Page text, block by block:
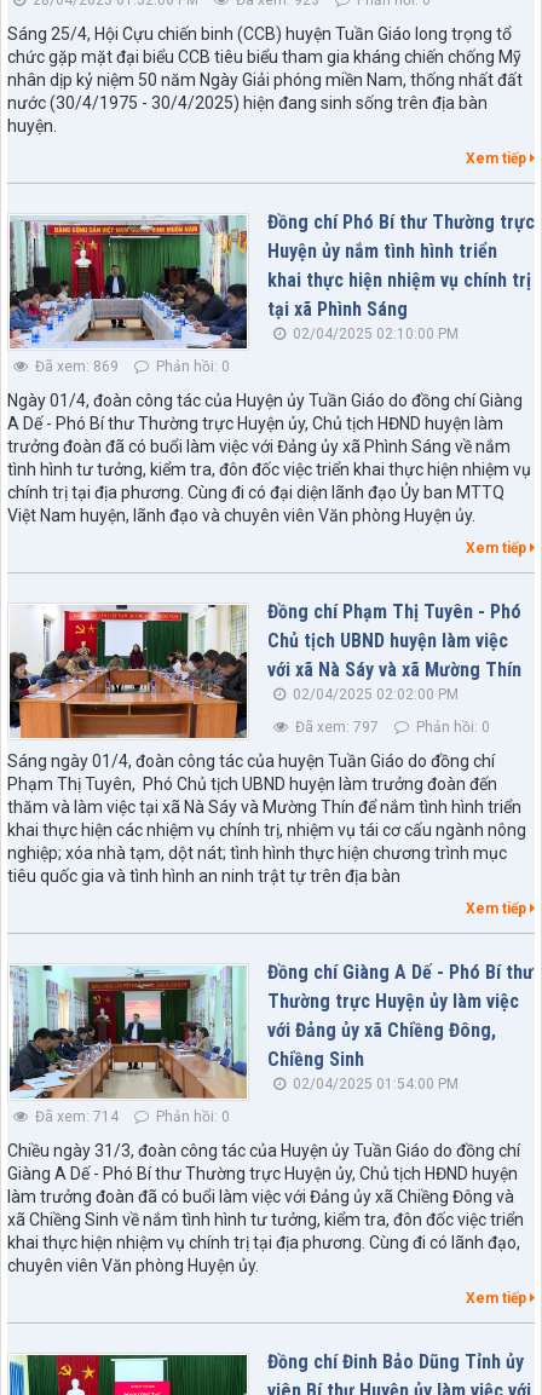
Sáng 25/4, Hội Cựu chiến binh (CCB) huyện Tuần Giáo long trọng tổ
chức gặp mặt đại biểu CCB tiêu biểu tham gia kháng chiến chống Mỹ
nhân dịp kỷ niệm 50 năm Ngày Giải phóng miền Nam, thống nhất đất
nước (30/4/1975 - 30/4/2025) hiện đang sinh sống trên địa bàn
huyện.
Xem tiếp
Đồng chí Phó Bí thư Thường trực
Huyện ủy nắm tình hình triển
khai thực hiện nhiệm vụ chính trị
tại xã Phình Sáng
02/04/2025 02:10:00 PM
Đã xem: 869
Phản hồi: 0
Ngày 01/4, đoàn công tác của Huyện ủy Tuần Giáo do đồng chí Giàng
A Dế - Phó Bí thư Thường trực Huyện ủy, Chủ tịch HĐND huyện làm
trưởng đoàn đã có buổi làm việc với Đảng ủy xã Phình Sáng về nắm
tình hình tư tưởng, kiểm tra, đôn đốc việc triển khai thực hiện nhiệm vụ
chính trị tại địa phương. Cùng đi có đại diện lãnh đạo Ủy ban MTTQ
Việt Nam huyện, lãnh đạo và chuyên viên Văn phòng Huyện ủy.
Xem tiếp
Đồng chí Phạm Thị Tuyên - Phó
Chủ tịch UBND huyện làm việc
với xã Nà Sáy và xã Mường Thín
02/04/2025 02:02:00 PM
Đã xem: 797
Phản hồi: 0
Sáng ngày 01/4, đoàn công tác của huyện Tuần Giáo do đồng chí
Phạm Thị Tuyên, Phó Chủ tịch UBND huyện làm trưởng đoàn đến
thăm và làm việc tại xã Nà Sáy và Mường Thín để nắm tình hình triển
khai thực hiện các nhiệm vụ chính trị, nhiệm vụ tái cơ cấu ngành nông
nghiệp; xóa nhà tạm, dột nát; tình hình thực hiện chương trình mục
tiêu quốc gia và tình hình an ninh trật tự trên địa bàn
Xem tiếp
Đồng chí Giàng A Dế - Phó Bí thư
Thường trực Huyện ủy làm việc
với Đảng ủy xã Chiềng Đông,
Chiềng Sinh
02/04/2025 01:54:00 PM
Đã xem: 714
Phản hồi: 0
Chiều ngày 31/3, đoàn công tác của Huyện ủy Tuần Giáo do đồng chí
Giàng A Dế - Phó Bí thư Thường trực Huyện ủy, Chủ tịch HĐND huyện
làm trưởng đoàn đã có buổi làm việc với Đảng ủy xã Chiềng Đông và
xã Chiềng Sinh về nắm tình hình tư tưởng, kiểm tra, đôn đốc việc triển
khai thực hiện nhiệm vụ chính trị tại địa phương. Cùng đi có lãnh đạo,
chuyên viên Văn phòng Huyện ủy.
Xem tiếp
Đồng chí Đinh Bảo Dũng Tỉnh ủy
viên Bí thư Huyện ủy làm việc với